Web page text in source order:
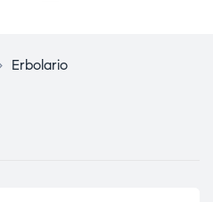
Erbolario